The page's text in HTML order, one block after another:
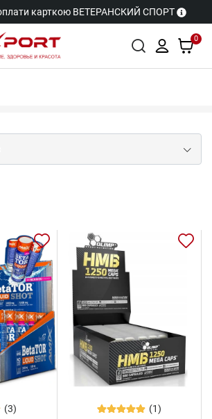
карткою ВЕТЕРАНСКИЙ СПОРТ
0
(3) (1)